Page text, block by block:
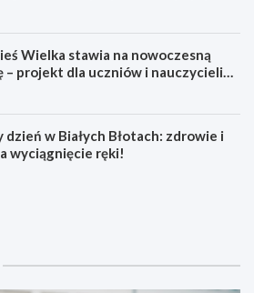
Wielka stawia na nowoczesną
– projekt dla uczniów i nauczycieli
w Białych Błotach: zdrowie i
wyciągnięcie ręki!